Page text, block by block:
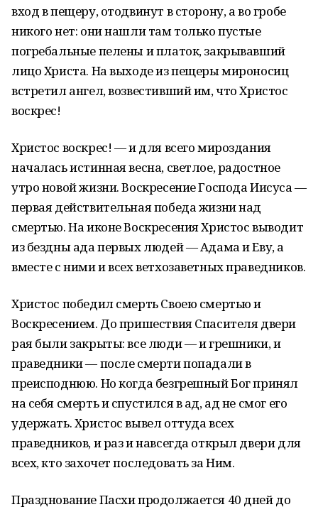
вход в пещеру, отодвинут в сторону, а во гробе
никого нет: они нашли там только пустые
погребальные пелены и платок, закрывавший
лицо Христа. На выходе из пещеры мироносиц
встретил ангел, возвестивший им, что Христос
воскрес!
Христос воскрес! — и для всего мироздания
началась истинная весна, светлое, радостное
утро новой жизни. Воскресение Господа Иисуса —
первая действительная победа жизни над
смертью. На иконе Воскресения Христос выводит
из бездны ада первых людей — Адама и Еву, а
вместе с ними и всех ветхозаветных праведников.
Христос победил смерть Своею смертью и
Воскресением. До пришествия Спасителя двери
рая были закрыты: все люди — и грешники, и
праведники — после смерти попадали в
преисподнюю. Но когда безгрешный Бог принял
на себя смерть и спустился в ад, ад не смог его
удержать. Христос вывел оттуда всех
праведников, и раз и навсегда открыл двери для
всех, кто захочет последовать за Ним.
Празднование Пасхи продолжается 40 дней до